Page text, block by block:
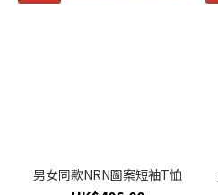
男女同款NRN圖案短袖T恤